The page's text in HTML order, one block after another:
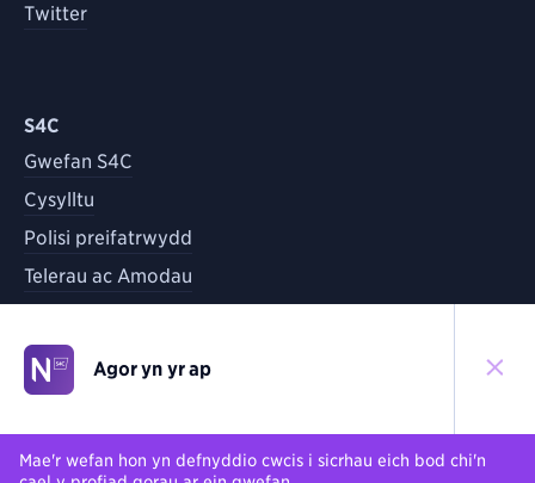
Twitter
S4C
Gwefan S4C
Cysylltu
Polisi preifatrwydd
Telerau ac Amodau
Yn ôl i'r brig
Mae'r wefan hon yn defnyddio cwcis i sicrhau eich bod chi'n
Agor yn yr ap